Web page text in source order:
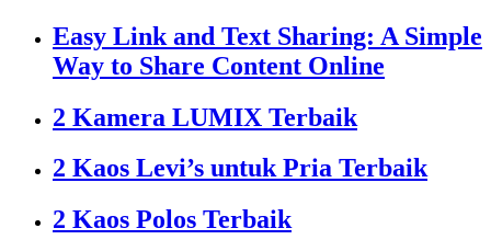
Easy Link and Text Sharing: A Simple
Way to Share Content Online
2 Kamera LUMIX Terbaik
2 Kaos Levi’s untuk Pria Terbaik
2 Kaos Polos Terbaik